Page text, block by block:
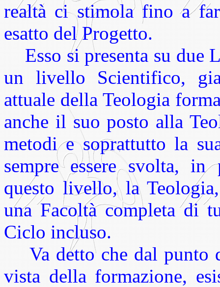
realtà ci stimola fino a
esatto del Progetto.
Esso si presenta su due
un livello Scientifico,
attuale della Teologia
anche il suo posto alla
metodi e soprattutto la
sempre essere svolta,
questo livello, la
una Facoltà completa di
Ciclo incluso.
Va detto che dal punto
vista della formazione,